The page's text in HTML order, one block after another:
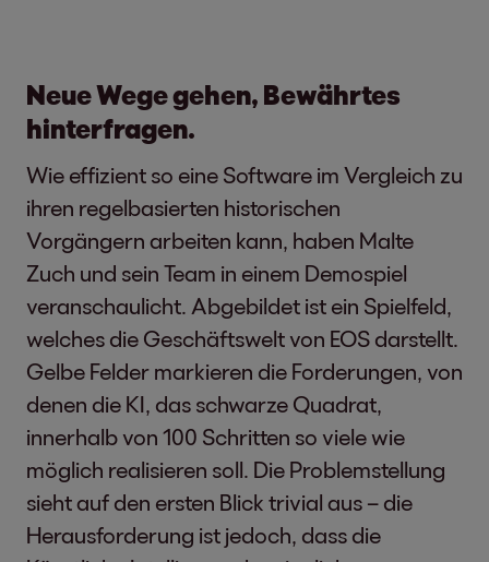
Neue Wege gehen, Bewährtes
hinterfragen.
Wie effizient so eine Software im Vergleich zu
ihren regelbasierten historischen
Vorgängern arbeiten kann, haben Malte
Zuch und sein Team in einem Demospiel
veranschaulicht. Abgebildet ist ein Spielfeld,
welches die Geschäftswelt von EOS darstellt.
Gelbe Felder markieren die Forderungen, von
denen die KI, das schwarze Quadrat,
innerhalb von 100 Schritten so viele wie
möglich realisieren soll. Die Problemstellung
sieht auf den ersten Blick trivial aus – die
Herausforderung ist jedoch, dass die